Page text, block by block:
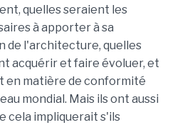
quelles seraient les
à apporter à sa
de l'architecture, quelles
acquérir et faire évoluer, et
en matière de conformité
mondial. Mais ils ont aussi
cela impliquerait s'ils